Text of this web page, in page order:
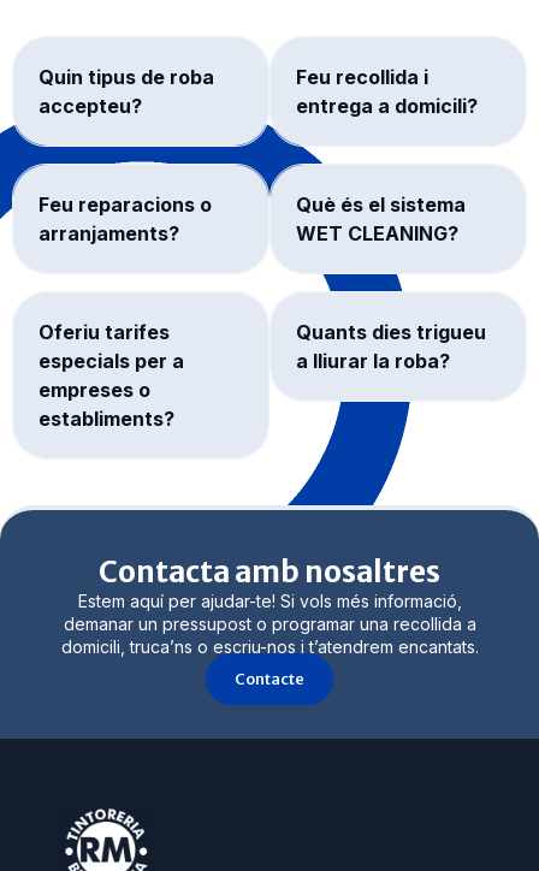
Quin tipus de roba
accepteu?
Feu reparacions o
arranjaments?
Oferiu tarifes
especials per a
empreses o
establiments?
Feu recollida i
entrega a domicili?
Què és el sistema
WET CLEANING?
Quants dies trigueu
a lliurar la roba?
Contacta amb nosaltres
Estem aquí per ajudar-te! Si vols més informació,
demanar un pressupost o programar una recollida a
domicili, truca’ns o escriu-nos i t’atendrem encantats.
Contacte